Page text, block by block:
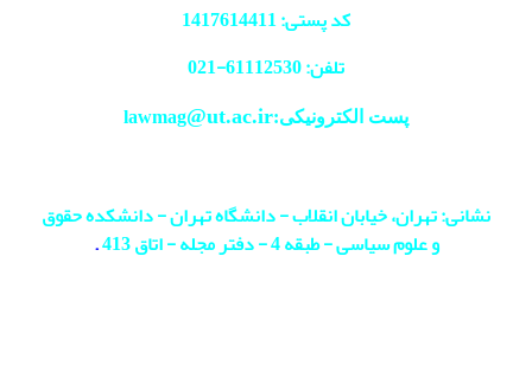
کد پستی: 1417614411
تلفن: 61112530-
021
پست الکترونیکی:lawmag@ut.ac.ir
نشانی: تهران، خیابان انقلاب - دانشگاه تهران - دانشکده حقوق
و علوم سیاسی - طبقه 4 - دفتر مجله - اتاق 413
.